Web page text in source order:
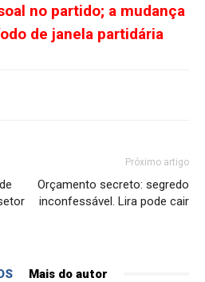
no partido; a mudança
de janela partidária
Próximo artigo
Orçamento secreto: segredo
inconfessável. Lira pode cair
Mais do autor